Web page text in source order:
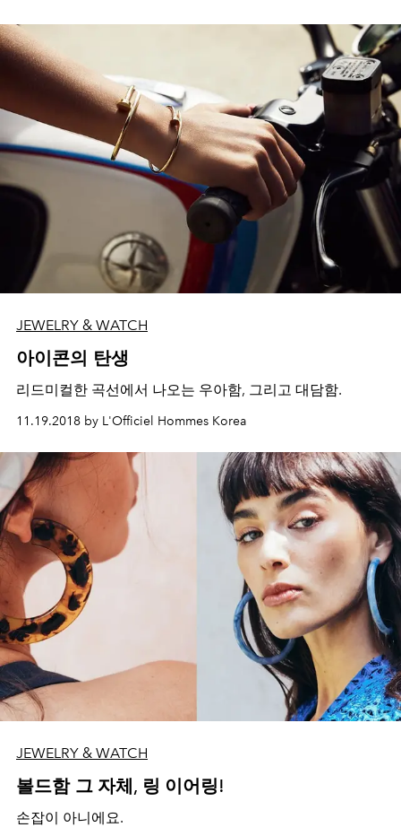
JEWELRY & WATCH
아이콘의 탄생
리드미컬한 곡선에서 나오는 우아함, 그리고 대담함.
11.19.2018 by L'Officiel Hommes Korea
JEWELRY & WATCH
볼드함 그 자체, 링 이어링!
손잡이 아니에요.